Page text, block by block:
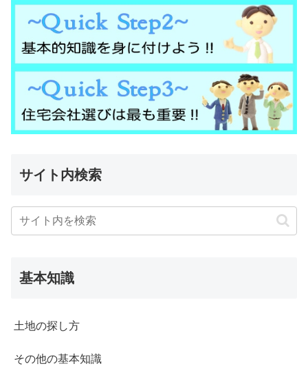
サイト内検索
基本知識
土地の探し方
その他の基本知識